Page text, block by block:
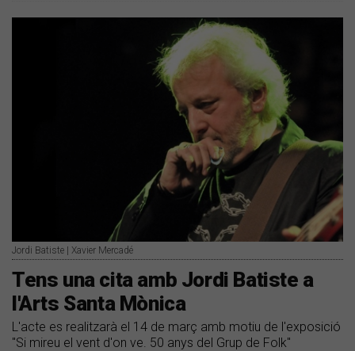
Jordi Batiste | Xavier Mercadé
Tens una cita amb Jordi Batiste a
l'Arts Santa Mònica
L'acte es realitzarà el 14 de març amb motiu de l'exposició
"Si mireu el vent d'on ve. 50 anys del Grup de Folk"